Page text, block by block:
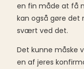
en fin måde at få
kan også gøre
svært ved det.
Det kunne måske
en af jeres